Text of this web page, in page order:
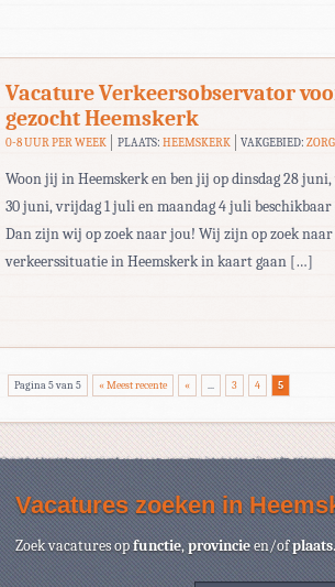
Vacature Verkeersobservator
gezocht Heemskerk
0-8 UUR PER WEEK PLAATS: HEEMSKERK VAKGEBIED:ZORG
Woon jij in Heemskerk en ben jij op dinsdag 28
30 juni, vrijdag 1 juli en maandag 4 juli
Dan zijn wij op zoek naar jou! Wij zijn op zoek naar
verkeerssituatie in Heemskerk in kaart gaan […]
Pagina 5 van 5 « Meest recente « ... 3 4 5
Vacatures zoeken in
Zoek vacatures opfunctie,provincieen/ofplaats.